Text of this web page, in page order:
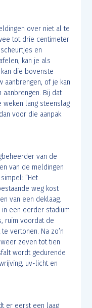
over niet al te
tot drie centimeter
en
kan je als
die bovenste
aanbrengen, of je kan
Bij dat
lang steenslag
voor die aanpak
van de
van de meldingen
”Het
weg kost
van een deklaag.
een eerder stadium
ruim voordat de
vertonen. Na zo’n
zeven tot tien
wordt gedurende
uv-licht en
er eerst een laag